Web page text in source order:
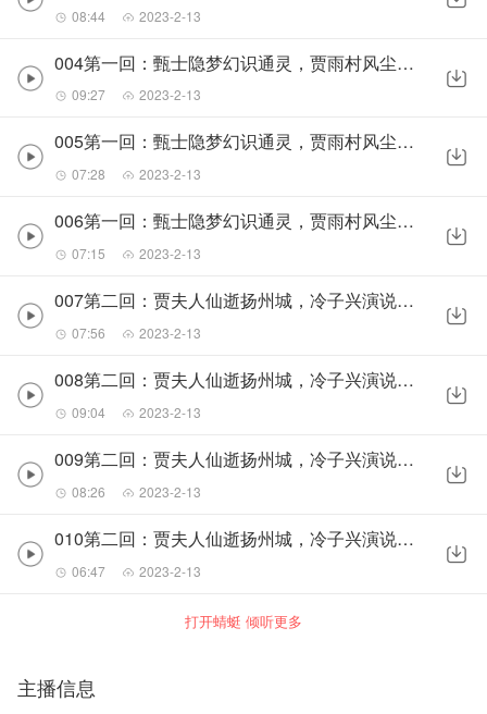
08:44 2023-2-13
004第一回：甄士隐梦幻识通灵，贾雨村风尘怀闺秀04
09:27 2023-2-13
005第一回：甄士隐梦幻识通灵，贾雨村风尘怀闺秀05
07:28 2023-2-13
006第一回：甄士隐梦幻识通灵，贾雨村风尘怀闺秀06
07:15 2023-2-13
007第二回：贾夫人仙逝扬州城，冷子兴演说荣国府01
07:56 2023-2-13
008第二回：贾夫人仙逝扬州城，冷子兴演说荣国府02
09:04 2023-2-13
009第二回：贾夫人仙逝扬州城，冷子兴演说荣国府03
08:26 2023-2-13
010第二回：贾夫人仙逝扬州城，冷子兴演说荣国府04
06:47 2023-2-13
打开蜻蜓 倾听更多
主播信息